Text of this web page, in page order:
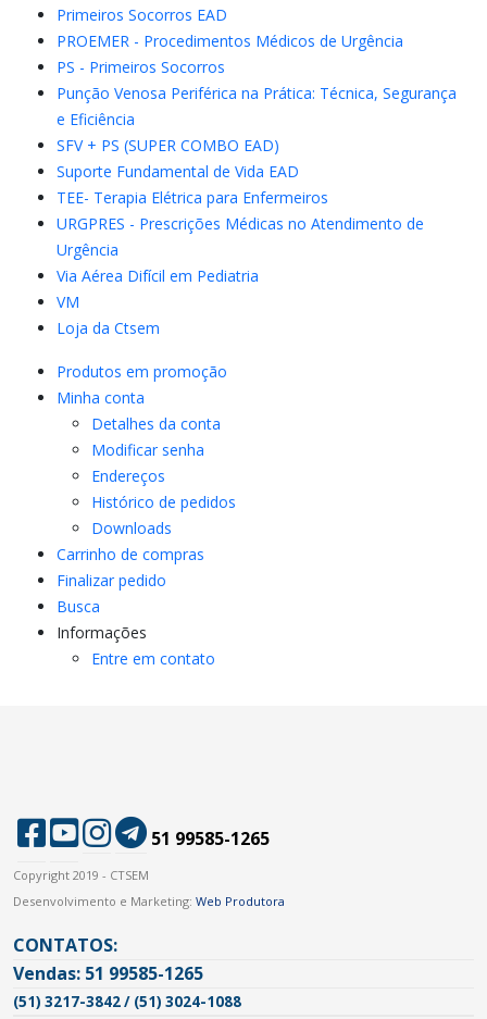
Primeiros Socorros EAD
PROEMER - Procedimentos Médicos de Urgência
PS - Primeiros Socorros
Punção Venosa Periférica na Prática: Técnica, Segurança
e Eficiência
SFV + PS (SUPER COMBO EAD)
Suporte Fundamental de Vida EAD
TEE- Terapia Elétrica para Enfermeiros
URGPRES - Prescrições Médicas no Atendimento de
Urgência
Via Aérea Difícil em Pediatria
VM
Loja da Ctsem
Produtos em promoção
Minha conta
Detalhes da conta
Modificar senha
Endereços
Histórico de pedidos
Downloads
Carrinho de compras
Finalizar pedido
Busca
Informações
Entre em contato
51 99585-1265
Copyright 2019 - CTSEM
Desenvolvimento e Marketing: Web Produtora
CONTATOS:
Vendas: 51 99585-1265
(51) 3217-3842 / (51) 3024-1088